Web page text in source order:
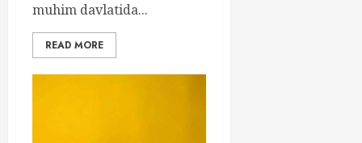
muhim davlatida...
READ MORE